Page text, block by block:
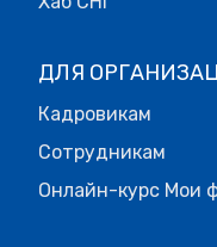
ДЛЯ
Кадровикам
Сотрудникам
Онлайн-курс Мои